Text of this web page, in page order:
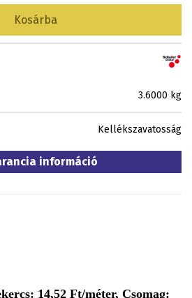
Kosárba
3.6000 kg
Kellékszavatosság
információ
14,52 Ft/méter, Csomag: